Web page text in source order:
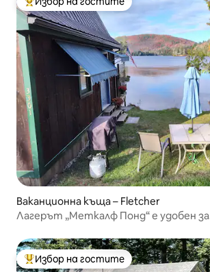
Най-популярен избор на гостите
Ваканционна къща – Fletcher
Лагерът „Меткалф Понд“ е удобен за
Най-популярен избор на гостите
Избор на гостите